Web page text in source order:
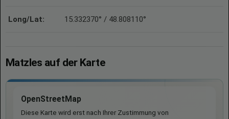
Long/Lat: 15.332370° / 48.808110°
Matzles auf der Karte
OpenStreetMap
Diese Karte wird erst nach Ihrer Zustimmung von